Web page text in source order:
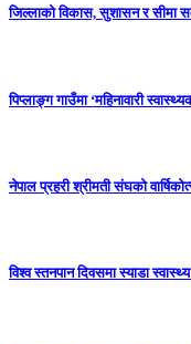
जिल्लाको विकास, सुशासन र सीमा
पिप्लाङ्ग गाउँमा ‘महिनावारी
नेपाल प्रहरी श्रीमती संघको
विश्व स्तनपान दिवसमा स्याडा